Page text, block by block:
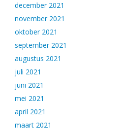
december 2021
november 2021
oktober 2021
september 2021
augustus 2021
juli 2021
juni 2021
mei 2021
april 2021
maart 2021